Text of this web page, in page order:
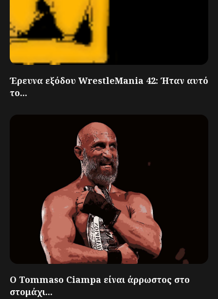
Έρευνα εξόδου WrestleMania 42: Ήταν αυτό
το...
Ο Tommaso Ciampa είναι άρρωστος στο
στομάχι...